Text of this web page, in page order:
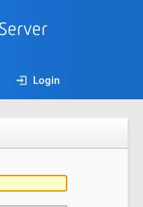
Login